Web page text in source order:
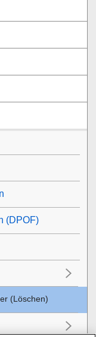
(DPOF)
(Löschen)